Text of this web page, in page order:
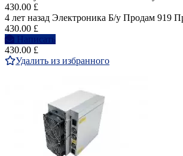
430.00 £
4 лет назад Электроника Б/у Продам 919
430.00 £
Написать
430.00 £
Удалить из избранного